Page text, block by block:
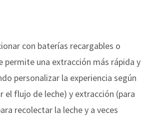
con baterías recargables o
permite una extracción más rápida y
personalizar la experiencia según
flujo de leche) y extracción (para
recolectar la leche y a veces